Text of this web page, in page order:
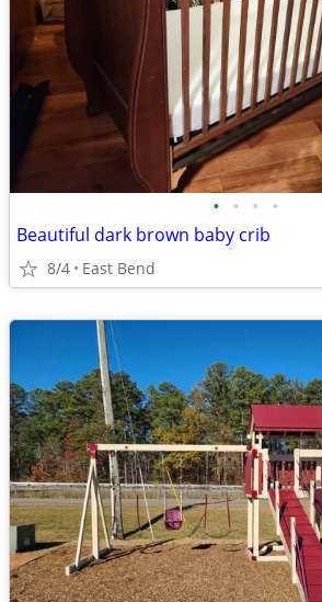
• • • •
Beautiful dark brown baby crib
8/4 East Bend